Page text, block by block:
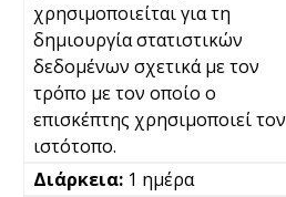
χρησιμοποιείται για τη
δημιουργία στατιστικών
δεδομένων σχετικά με τον
τρόπο με τον οποίο ο
επισκέπτης χρησιμοποιεί τον
ιστότοπο.
1 ημέρα